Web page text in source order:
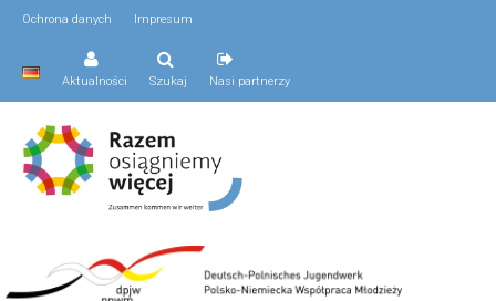
Ochrona danych Impresum
Aktualności Szukaj Nasi partnerzy